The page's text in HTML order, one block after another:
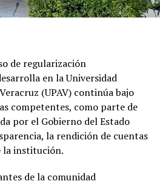
las gestiones emprendidas por
de la población.
eléctrica ha sido una
mi gobierno y continuaremos
proyectos que contribuyan al
y al bienestar de las familias
a la gobernadora del
directivo de la CFE por la
de regularización
en la Universidad
(UPAV) continúa bajo
competentes, como parte de
por el Gobierno del Estado
la rendición de cuentas
la institución.
de la comunidad